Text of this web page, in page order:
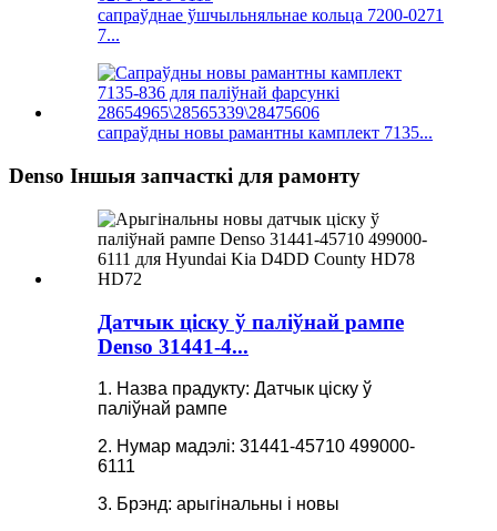
сапраўднае ўшчыльняльнае кольца 7200-0271
7...
сапраўдны новы рамантны камплект 7135...
Denso Іншыя запчасткі для рамонту
Датчык ціску ў паліўнай рампе
Denso 31441-4...
1. Назва прадукту: Датчык ціску ў
паліўнай рампе
2. Нумар мадэлі: 31441-45710 499000-
6111
3. Брэнд: арыгінальны і новы